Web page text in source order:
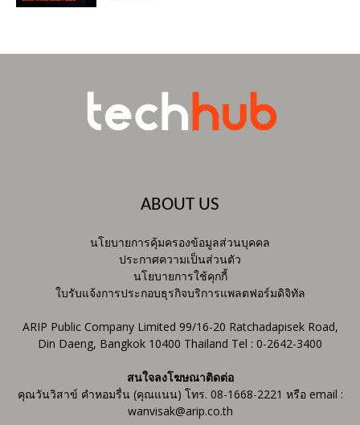
ABOUT US
นโยบายการคุ้มครองข้อมูลส่วนบุคคล
ประกาศความเป็นส่วนตัว
นโยบายการใช้คุกกี้
ใบรับแจ้งการประกอบธุรกิจบริการแพลตฟอร์มดิจิทัล
ARIP Public Company Limited 99/16-20 Ratchadapisek Road,
Din Daeng, Bangkok 10400 Thailand Tel : 0-2642-3400
สนใจลงโฆษณาติดต่อ
คุณวันวิสาข์ คำหอมรื่น (คุณแนน) โทร. 08-1668-2221 หรือ email :
wanvisak@arip.co.th